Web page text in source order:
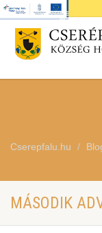
Cserepfalu.hu
MÁSODIK